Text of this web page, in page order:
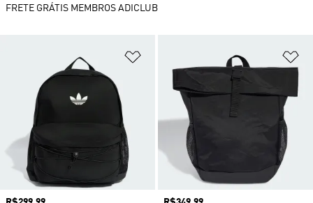
Adicionar à Lista de Desejos
FRETE GRÁTIS MEMBROS ADICLUB